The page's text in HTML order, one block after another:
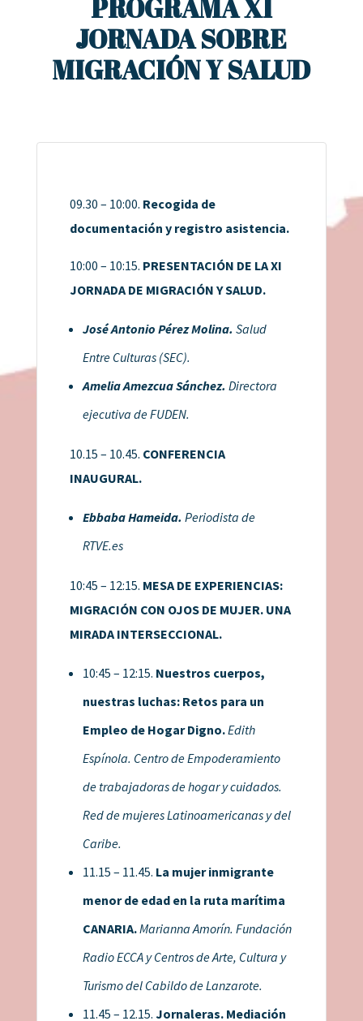
PROGRAMA XI
JORNADA SOBRE
MIGRACIÓN Y SALUD
09.30 – 10:00. Recogida de
documentación y registro asistencia.
10:00 – 10:15. PRESENTACIÓN DE LA XI
JORNADA DE MIGRACIÓN Y SALUD.
José Antonio Pérez Molina. Salud
Entre Culturas (SEC).
Amelia Amezcua Sánchez. Directora
ejecutiva de FUDEN.
10.15 – 10.45. CONFERENCIA
INAUGURAL.
Ebbaba Hameida. Periodista de
RTVE.es
10:45 – 12:15. MESA DE EXPERIENCIAS:
MIGRACIÓN CON OJOS DE MUJER. UNA
MIRADA INTERSECCIONAL.
10:45 – 12:15. Nuestros cuerpos,
nuestras luchas: Retos para un
Empleo de Hogar Digno.Edith
Espínola. Centro de Empoderamiento
de trabajadoras de hogar y cuidados.
Red de mujeres Latinoamericanas y del
Caribe.
11.15 – 11.45. La mujer inmigrante
menor de edad en la ruta marítima
CANARIA.Marianna Amorín. Fundación
Radio ECCA y Centros de Arte, Cultura y
Turismo del Cabildo de Lanzarote.
11.45 – 12.15. Jornaleras. Mediación